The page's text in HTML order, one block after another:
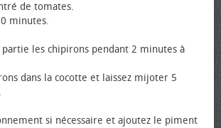
de tomates.
minutes.
partie les chipirons pendant 2 minutes à
dans la cocotte et laissez mijoter 5
si nécessaire et ajoutez le piment